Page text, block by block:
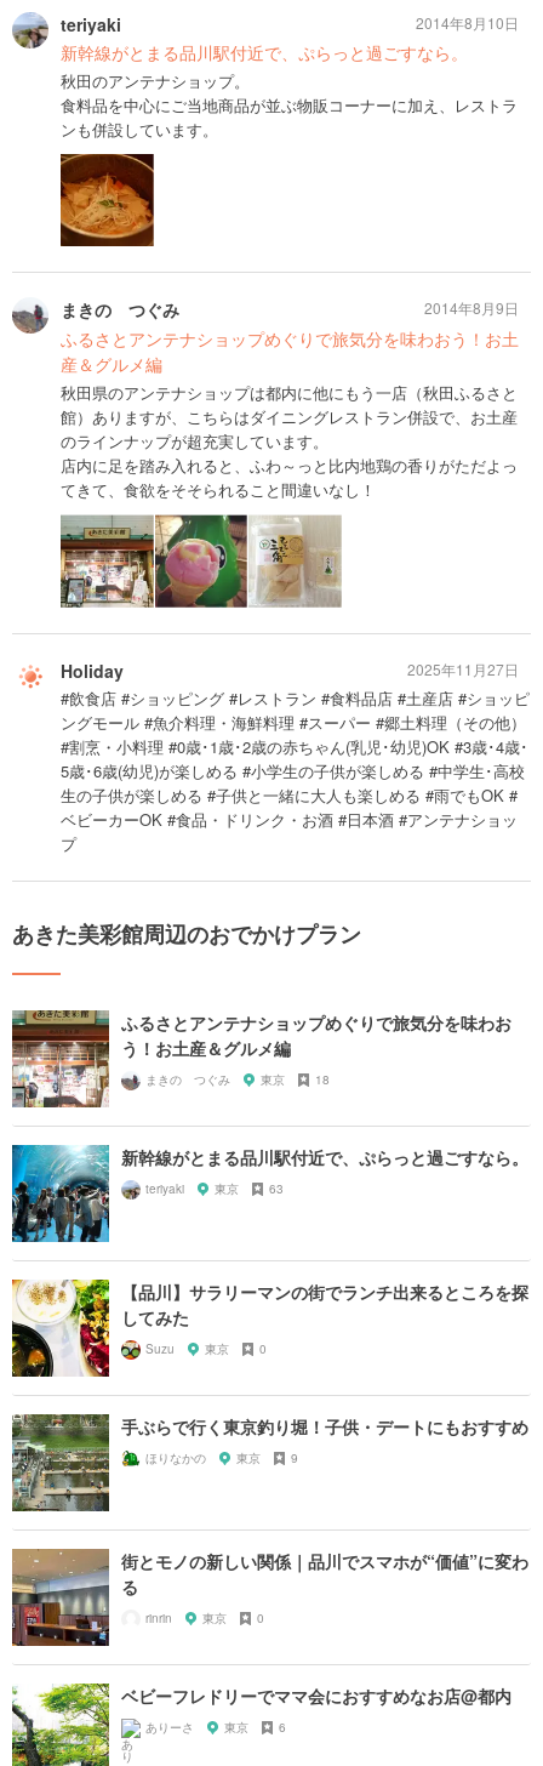
teriyaki
新幹線がとまる品川駅付近で、ぷらっと過ごすなら。
秋田のアンテナショップ。
食料品を中心にご当地商品が並ぶ物販コーナーに加え、レストラ
ンも併設しています。
2014年8月10日
まきの つぐみ
ふるさとアンテナショップめぐりで旅気分を味わおう！お土
産＆グルメ編
秋田県のアンテナショップは都内に他にもう一店（秋田ふるさと
館）ありますが、こちらはダイニングレストラン併設で、お土産
のラインナップが超充実しています。
店内に足を踏み入れると、ふわ～っと比内地鶏の香りがただよっ
てきて、食欲をそそられること間違いなし！
2014年8月9日
Holiday
#飲食店 #ショッピング #レストラン #食料品店 #土産店 #ショッピ
ングモール #魚介料理・海鮮料理 #スーパー #郷土料理（その他）
#割烹・小料理 #0歳･1歳･2歳の赤ちゃん(乳児･幼児)OK #3歳･4歳･
5歳･6歳(幼児)が楽しめる #小学生の子供が楽しめる #中学生･高校
生の子供が楽しめる #子供と一緒に大人も楽しめる #雨でもOK #
ベビーカーOK #食品・ドリンク・お酒 #日本酒 #アンテナショッ
プ
2025年11月27日
あきた美彩館周辺のおでかけプラン
ふるさとアンテナショップめぐりで旅気分を味わお
う！お土産＆グルメ編
まきの つぐみ 東京 18
新幹線がとまる品川駅付近で、ぷらっと過ごすなら。
teriyaki 東京 63
【品川】サラリーマンの街でランチ出来るところを探
してみた
Suzu 東京 0
手ぶらで行く東京釣り堀！子供・デートにもおすすめ
ほりなかの 東京 9
街とモノの新しい関係｜品川でスマホが“価値”に変わ
る
rinrin 東京 0
ベビーフレドリーでママ会におすすめなお店@都内
ありーさ 東京 6